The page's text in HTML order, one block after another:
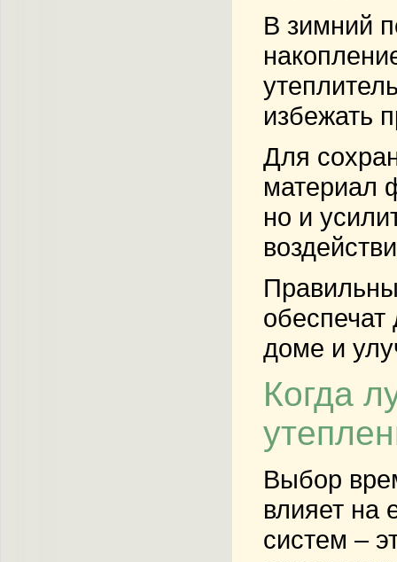
В зимний
избежать
Для
материал
но и
обеспечат
доме и
Когда
Выбор
влияет на
систем –